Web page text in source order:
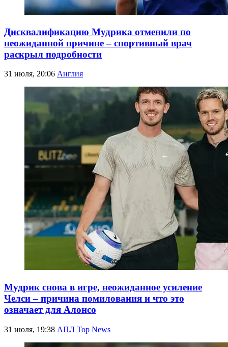
Дисквалификацию Мудрика отменили по
неожиданной причине – спортивный врач
раскрыл подробности
31 июля, 20:06 Англия
Мудрик снова в игре, неожиданное усиление
Челси – причина помилования и что это
означает для Алонсо
31 июля, 19:38 АПЛ Top News